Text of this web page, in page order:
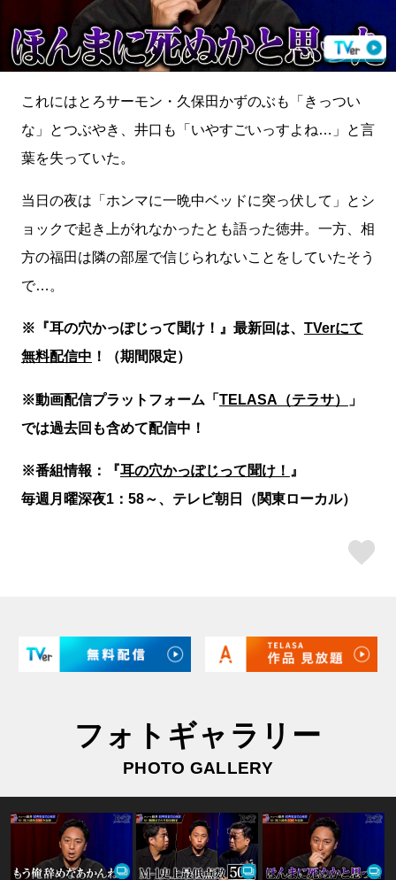
これにはとろサーモン・久保田かずのぶも「きっつい
な」とつぶやき、井口も「いやすごいっすよね…」と言
葉を失っていた。
当日の夜は「ホンマに一晩中ベッドに突っ伏して」とシ
ョックで起き上がれなかったとも語った徳井。一方、相
方の福田は隣の部屋で信じられないことをしていたそう
で…。
※『耳の穴かっぽじって聞け！』最新回は、 TVerにて
無料配信中 ！（期間限定）
※動画配信プラットフォーム「TELASA（テラサ）
」
では過去回も含めて配信中！
※番組情報：『耳の穴かっぽじって聞け！ 』
毎週月曜深夜1：58～、テレビ朝日（関東ローカル）
フォトギャラリー
PHOTO GALLERY